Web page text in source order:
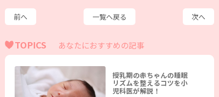
前へ 一覧へ戻る 次へ
TOPICS あなたにおすすめの記事
授乳期の赤ちゃんの睡眠
リズムを整えるコツを小
児科医が解説！